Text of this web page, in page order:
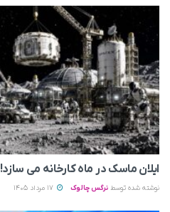
ایلان ماسک در ماه کارخانه می سازد!
نوشته شده توسط نرگس چالوک